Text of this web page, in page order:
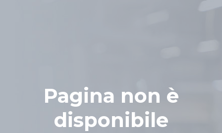
Pagina non è
disponibile